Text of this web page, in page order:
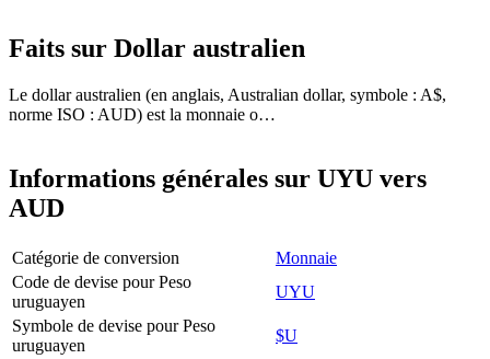
Faits sur Dollar australien
Le dollar australien (en anglais, Australian dollar, symbole : A$,
norme ISO : AUD) est la monnaie o…
Informations générales sur UYU vers
AUD
Catégorie de conversion
Monnaie
Code de devise pour Peso
uruguayen
UYU
Symbole de devise pour Peso
uruguayen
$U